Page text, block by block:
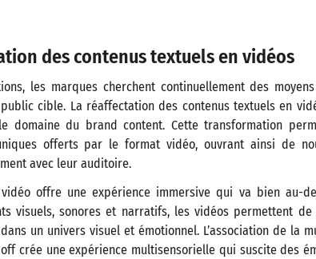
des contenus textuels en vidéos
les marques cherchent continuellement des
cible. La réaffectation des contenus textuels en
domaine du brand content. Cette transformation
offerts par le format vidéo, ouvrant ainsi de
avec leur auditoire.
offre une expérience immersive qui va bien au-
visuels, sonores et narratifs, les vidéos permettent
un univers visuel et émotionnel. L’association de la
crée une expérience multisensorielle qui suscite des